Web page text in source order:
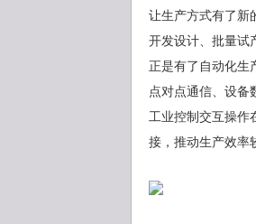
让生产方式有了新
开发设计、批量试
正是有了自动化生
点对点通信、设备
工业控制交互操作
接，推动生产效率